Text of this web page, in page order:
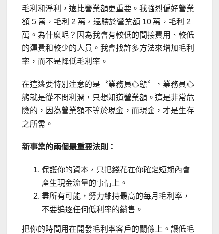
毛利和淨利，遠比營業額更重要。我強烈偏好營業
額 5 萬，毛利 2 萬，遠勝於營業額 10 萬，毛利 2
萬。為什麼呢？因為我會有較低的間接費用、較低
的運費和較少的人員。我會找許多方法來增加毛利
率，而不是降低毛利率。
在這邊要特別注意的是〝業務員心態〞，業務員心
態就是從不問利潤，只想知道營業額。這是非常危
險的，因為營業額不等於現金，而現金，才是生存
之所需。
新事業的兩個最重要法則：
保護你的資本，只把錢花在你確定短期內會
產生現金流量的事情上。
盡所有可能，努力維持最高的每月毛利率，
不要追逐任何低利率的銷售。
把你的時間用在開發毛利率客戶的關係上。讓低毛